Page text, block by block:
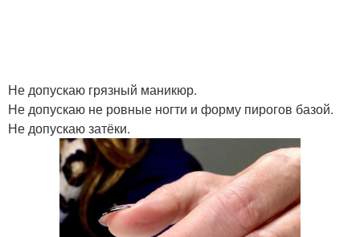
Не допускаю грязный маникюр.
Не допускаю не ровные ногти и форму пирогов базой.
Не допускаю затёки.